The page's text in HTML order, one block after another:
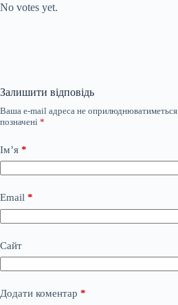
No votes yet.
Залишити відповідь
Ваша e-mail адреса не оприлюднюватиметься.
позначені *
Ім’я *
Email *
Сайт
Додати коментар *